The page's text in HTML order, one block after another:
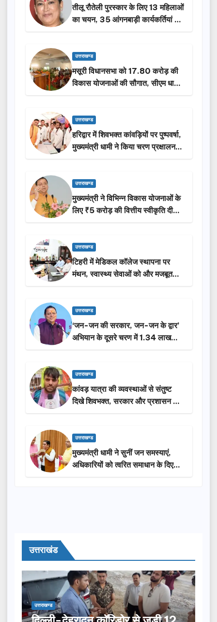
तीलू रौतेली पुरस्कार के लिए 13 महिलाओं
का चयन, 35 आंगनबाड़ी कार्यकर्तियां भी
होंगी सम्मानित…
उत्तराखण्ड
मसूरी विधानसभा को 17.80 करोड़ की
विकास योजनाओं की सौगात, सीएम धामी
ने किया लोकार्पण-शिलान्यास.
उत्तराखण्ड
हरिद्वार में शिवभक्त कांवड़ियों पर पुष्पवर्षा,
मुख्यमंत्री धामी ने किया चरण प्रक्षालन…
उत्तराखण्ड
मुख्यमंत्री ने विभिन्न विकास योजनाओं के
लिए ₹5 करोड़ की वित्तीय स्वीकृति दी…
उत्तराखण्ड
टिहरी में मेडिकल कॉलेज स्थापना पर
मंथन, स्वास्थ्य सेवाओं को और मजबूत
करेगी सरकार: मुख्यमंत्री धामी…
उत्तराखण्ड
‘जन-जन की सरकार, जन-जन के द्वार’
अभियान के दूसरे चरण में 1.34 लाख
लोगों की भागीदारी…
उत्तराखण्ड
कांवड़ यात्रा की व्यवस्थाओं से संतुष्ट
दिखे शिवभक्त, सरकार और प्रशासन की
सराहना…
उत्तराखण्ड
मुख्यमंत्री धामी ने सुनीं जन समस्याएं,
अधिकारियों को त्वरित समाधान के दिए
निर्देश
उत्तराखंड
उत्तराखण्ड